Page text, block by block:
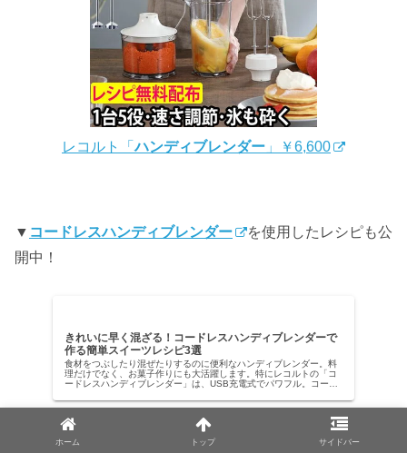
レコルト「ハンディブレンダー 」￥6,600
▼ コードレスハンディブレンダー
を使用したレシピも公
開中！
きれいに早く混ざる！コードレスハンディブレンダーで
作る簡単スイーツレシピ3選
食材をつぶしたり混ぜたりするのに便利なハンディブレンダー。料
理だけでなく、お菓子作りにも大活躍します。特にレコルトの「コ
ードレスハンディブレンダー」は、USB充電式でパワフル。コード
ホーム トップ サイドバー